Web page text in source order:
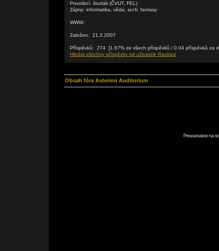
Povolání: študák (ČVUT, FEL)
Zájmy: informatika, věda, sci-fi, fantasy
WWW:
Založen: 21.2.2007
Příspěvků: 274 [1.67% ze všech příspěvků / 0.04 příspěvků za
Hledat všechny příspěvky od uživatele Rauksul
Obsah fóra Asterion Auditorium
Provozováno na